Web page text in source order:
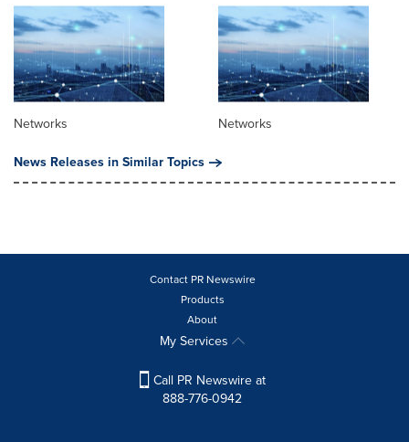
Networks
Networks
News Releases in Similar Topics
Contact PR Newswire
Products
About
My Services
Call PR Newswire at
888-776-0942